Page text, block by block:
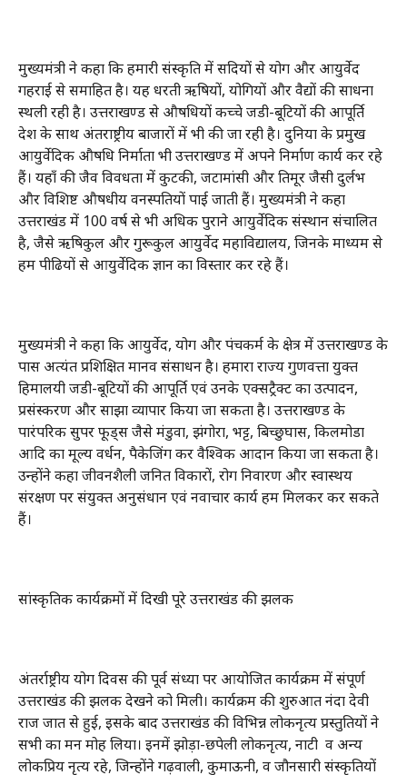
मुख्यमंत्री ने कहा कि हमारी संस्कृति में सदियों से योग और आयुर्वेद
गहराई से समाहित है। यह धरती ऋषियों, योगियों और वैद्यों की साधना
स्थली रही है। उत्तराखण्ड से औषधियों कच्चे जडी-बूटियों की आपूर्ति
देश के साथ अंतराष्ट्रीय बाजारों में भी की जा रही है। दुनिया के प्रमुख
आयुर्वेदिक औषधि निर्माता भी उत्तराखण्ड में अपने निर्माण कार्य कर रहे
हैं। यहाँ की जैव विवधता में कुटकी, जटामांसी और तिमूर जैसी दुर्लभ
और विशिष्ट औषधीय वनस्पतियों पाई जाती हैं। मुख्यमंत्री ने कहा
उत्तराखंड में 100 वर्ष से भी अधिक पुराने आयुर्वेदिक संस्थान संचालित
है, जैसे ऋषिकुल और गुरूकुल आयुर्वेद महाविद्यालय, जिनके माध्यम से
हम पीढियों से आयुर्वेदिक ज्ञान का विस्तार कर रहे हैं।
मुख्यमंत्री ने कहा कि आयुर्वेद, योग और पंचकर्म के क्षेत्र में उत्तराखण्ड के
पास अत्यंत प्रशिक्षित मानव संसाधन है। हमारा राज्य गुणवत्ता युक्त
हिमालयी जडी-बूटियों की आपूर्ति एवं उनके एक्सट्रैक्ट का उत्पादन,
प्रसंस्करण और साझा व्यापार किया जा सकता है। उत्तराखण्ड के
पारंपरिक सुपर फूड्स जैसे मंडुवा, झंगोरा, भट्ट, बिच्छुघास, किलमोडा
आदि का मूल्य वर्धन, पैकेजिंग कर वैश्विक आदान किया जा सकता है।
उन्होंने कहा जीवनशैली जनित विकारों, रोग निवारण और स्वास्थय
संरक्षण पर संयुक्त अनुसंधान एवं नवाचार कार्य हम मिलकर कर सकते
हैं।
सांस्कृतिक कार्यक्रमों में दिखी पूरे उत्तराखंड की झलक
अंतर्राष्ट्रीय योग दिवस की पूर्व संध्या पर आयोजित कार्यक्रम में संपूर्ण
उत्तराखंड की झलक देखने को मिली। कार्यक्रम की शुरुआत नंदा देवी
राज जात से हुई, इसके बाद उत्तराखंड की विभिन्न लोकनृत्य प्रस्तुतियों ने
सभी का मन मोह लिया। इनमें झोड़ा-छपेली लोकनृत्य, नाटी व अन्य
लोकप्रिय नृत्य रहे, जिन्होंने गढ़वाली, कुमाऊनी, व जौनसारी संस्कृतियों